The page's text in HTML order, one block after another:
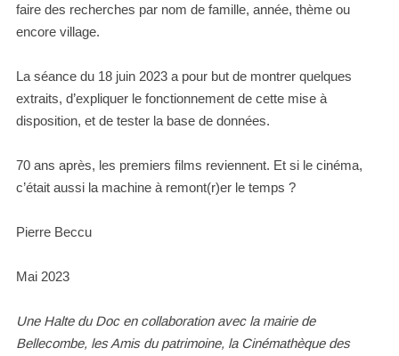
faire des recherches par nom de famille, année, thème ou
encore village.
La séance du 18 juin 2023 a pour but de montrer quelques
extraits, d’expliquer le fonctionnement de cette mise à
disposition, et de tester la base de données.
70 ans après, les premiers films reviennent. Et si le cinéma,
c’était aussi la machine à remont(r)er le temps ?
Pierre Beccu
Mai 2023
Une Halte du Doc en collaboration avec la mairie de
Bellecombe, les Amis du patrimoine, la Cinémathèque des